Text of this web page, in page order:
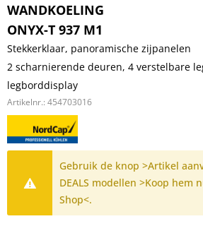
WANDKOELING
ONYX-T 937 M1
Stekkerklaar, panoramische zijpanelen
2 scharnierende deuren, 4 verstelbare
legborddisplay
Artikelnr.: 454703016
Gebruik de knop >Artikel
DEALS modellen >Koop hem
Shop<.